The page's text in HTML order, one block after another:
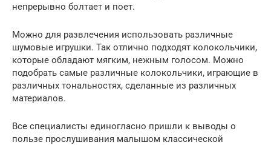
непрерывно болтает и поет.
Можно для развлечения использовать различные
шумовые игрушки. Так отлично подходят колокольчики,
которые обладают мягким, нежным голосом. Можно
подобрать самые различные колокольчики, играющие в
различных тональностях, сделанные из различных
материалов.
Все специалисты единогласно пришли к выводы о
пользе прослушивания малышом классической